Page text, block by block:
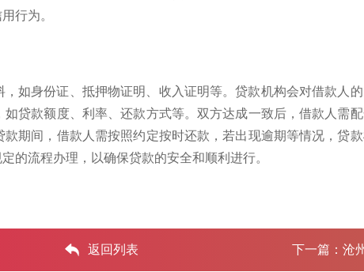
行为。
如身份证、抵押物证明、收入证明等。贷款机构会对借款人
贷款额度、利率、还款方式等。双方达成一致后，借款人需
期间，借款人需按照约定按时还款，若出现逾期等情况，贷
的流程办理，以确保贷款的安全和顺利进行。
返回列表 下一篇： 沧